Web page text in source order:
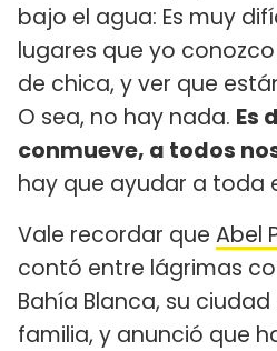
bajo el agua: Es muy
lugares que yo
de chica, y ver que
O sea, no hay nada. Es
conmueve, a todos
hay que ayudar a toda
Vale recordar que Abel
contó entre lágrimas
Bahía Blanca, su
familia, y anunció que